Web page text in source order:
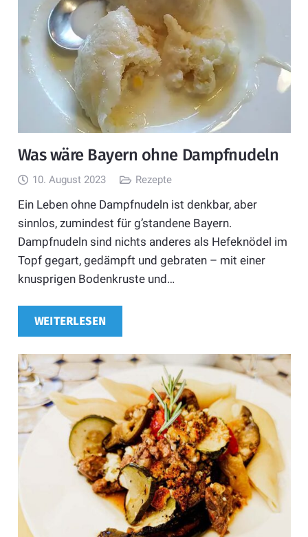
Was wäre Bayern ohne Dampfnudeln
10. August 2023 Rezepte
Ein Leben ohne Dampfnudeln ist denkbar, aber
sinnlos, zumindest für g’standene Bayern.
Dampfnudeln sind nichts anderes als Hefeknödel im
Topf gegart, gedämpft und gebraten – mit einer
knusprigen Bodenkruste und…
WEITERLESEN